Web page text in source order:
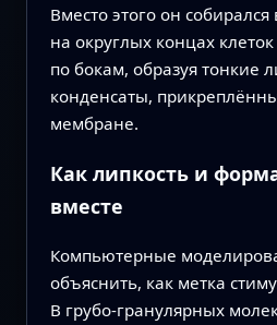
Вместо этого он
на округлых концах
по бокам, образуя тонкие
конденсаты,
мембране.
Как липкость и
вместе
Компьютерные
объяснить, как метка
В грубо-гранулярных